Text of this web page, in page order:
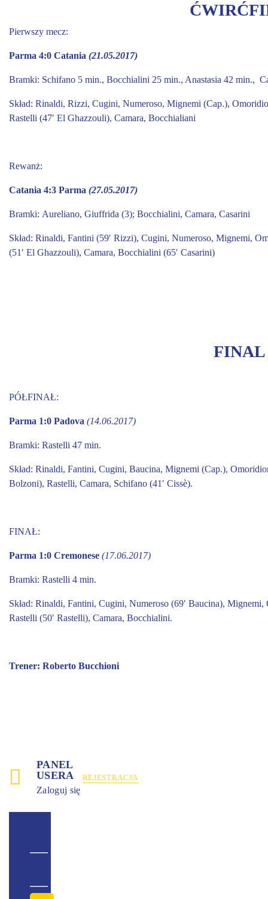
PANEL
USERA
Zaloguj się
REJESTRACJA
Pierwszy mecz:
Parma 4:0 Catania (21.05.2017)
Bramki: Schifano 5 min., Bocchialini 25 min., Anastasia 42 min.,
Skład: Rinaldi, Rizzi, Cugini, Numeroso, Mignemi (Cap.),
Rastelli (47′ El Ghazzouli), Camara, Bocchialiani
Rewanż:
Catania 4:3 Parma (27.05.2017)
Bramki: Aureliano, Giuffrida (3); Bocchialini, Camara, Casarini
Skład: Rinaldi, Fantini (59′ Rizzi), Cugini, Numeroso, Mignemi,
(51′ El Ghazzouli), Camara, Bocchialini (65′ Casarini)
FINAL
PÓŁFINAŁ:
Parma 1:0 Padova (14.06.2017)
Bramki: Rastelli 47 min.
Skład: Rinaldi, Fantini, Cugini, Baucina, Mignemi (Cap.),
Bolzoni), Rastelli, Camara, Schifano (41′ Cissè).
FINAŁ:
Parma 1:0 Cremonese (17.06.2017)
Bramki: Rastelli 4 min.
Skład: Rinaldi, Fantini, Cugini, Numeroso (69′ Baucina),
Rastelli (50′ Rastelli), Camara, Bocchialini.
Trener: Roberto Bucchioni